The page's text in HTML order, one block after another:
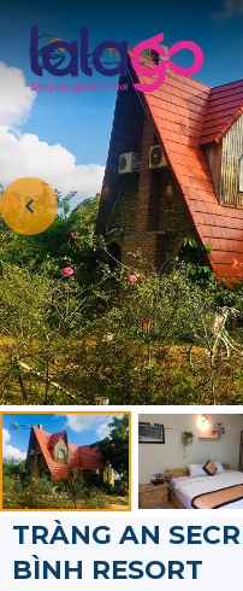
TRÀNG AN
BÌNH RESORT